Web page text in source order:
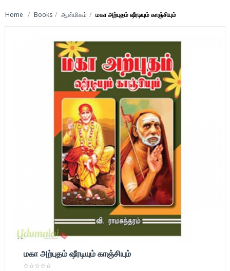
Home Books ஆன்மிகம் மகா அற்புதம் ஷீரடியும் காஞ்சியும்
மகா அற்புதம் ஷீரடியும் காஞ்சியும்